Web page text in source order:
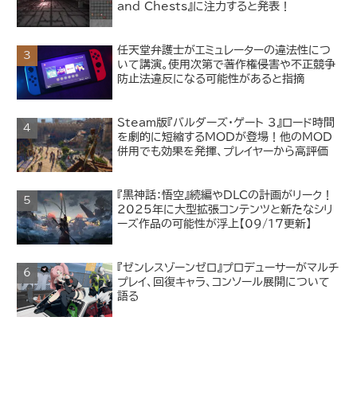
and Chests』に注力すると発表！
任天堂弁護士がエミュレーターの違法性につ
いて講演。使用次第で著作権侵害や不正競争
防止法違反になる可能性があると指摘
Steam版『バルダーズ・ゲート 3』ロード時間
を劇的に短縮するMODが登場！他のMOD
併用でも効果を発揮、プレイヤーから高評価
『黒神話：悟空』続編やDLCの計画がリーク！
2025年に大型拡張コンテンツと新たなシリ
ーズ作品の可能性が浮上【09/17更新】
『ゼンレスゾーンゼロ』プロデューサーがマルチ
プレイ、回復キャラ、コンソール展開について
語る